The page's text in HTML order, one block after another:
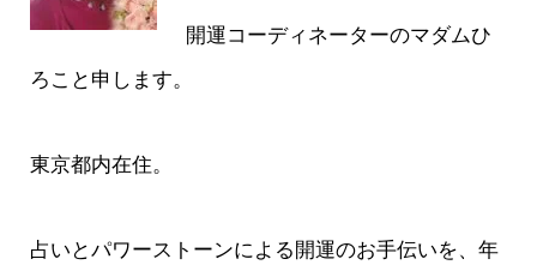
開運コーディネーターのマダムひ
ろこと申します。
東京都内在住。
占いとパワーストーンによる開運のお手伝いを、年